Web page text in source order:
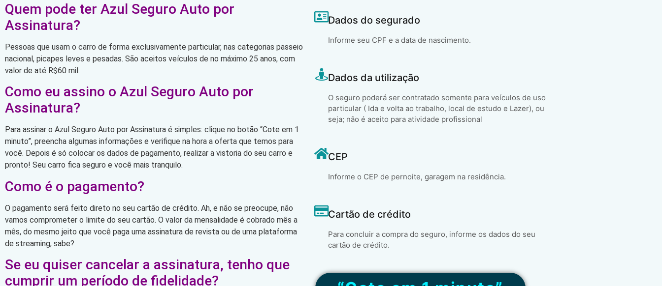
Quem pode ter Azul Seguro Auto por
Assinatura?
Pessoas que usam o carro de forma exclusivamente particular, nas categorias passeio
nacional, picapes leves e pesadas. São aceitos veículos de no máximo 25 anos, com
valor de até R$60 mil.
Como eu assino o Azul Seguro Auto por
Assinatura?
Para assinar o Azul Seguro Auto por Assinatura é simples: clique no botão “Cote em 1
minuto”, preencha algumas informações e verifique na hora a oferta que temos para
você. Depois é só colocar os dados de pagamento, realizar a vistoria do seu carro e
pronto! Seu carro fica seguro e você mais tranquilo.
Como é o pagamento?
O pagamento será feito direto no seu cartão de crédito. Ah, e não se preocupe, não
vamos comprometer o limite do seu cartão. O valor da mensalidade é cobrado mês a
mês, do mesmo jeito que você paga uma assinatura de revista ou de uma plataforma
de streaming, sabe?
Se eu quiser cancelar a assinatura, tenho que
cumprir um período de fidelidade?
Dados do segurado
Informe seu CPF e a data de nascimento.
Dados da utilização
O seguro poderá ser contratado somente para veículos de uso
particular ( Ida e volta ao trabalho, local de estudo e Lazer), ou
seja; não é aceito para atividade profissional
CEP
Informe o CEP de pernoite, garagem na residência.
Cartão de crédito
Para concluir a compra do seguro, informe os dados do seu
cartão de crédito.